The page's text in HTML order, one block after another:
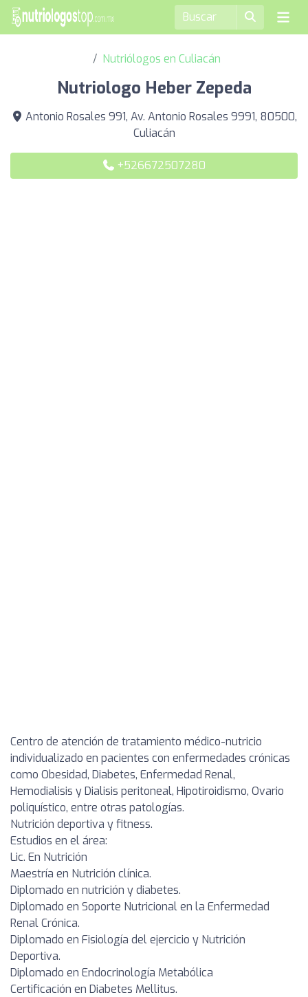
Nutriólogos en Culiacán
Nutriologo Heber Zepeda
Antonio Rosales 991, Av. Antonio Rosales 9991, 80500,
Culiacán
+526672507280
Centro de atención de tratamiento médico-nutricio
individualizado en pacientes con enfermedades crónicas
como Obesidad, Diabetes, Enfermedad Renal,
Hemodialisis y Dialisis peritoneal, Hipotiroidismo, Ovario
poliquístico, entre otras patologías.
Nutrición deportiva y fitness.
Estudios en el área:
Lic. En Nutrición
Maestría en Nutrición clínica.
Diplomado en nutrición y diabetes.
Diplomado en Soporte Nutricional en la Enfermedad
Renal Crónica.
Diplomado en Fisiología del ejercicio y Nutrición
Deportiva.
Diplomado en Endocrinología Metabólica
Certificación en Diabetes Mellitus.